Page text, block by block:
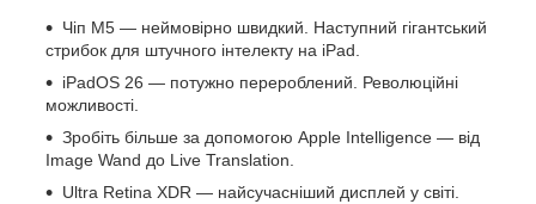
Чіп M5 — неймовірно швидкий. Наступний гігантський
стрибок для штучного інтелекту на iPad.
iPadOS 26 — потужно перероблений. Революційні
можливості.
Зробіть більше за допомогою Apple Intelligence — від
Image Wand до Live Translation.
Ultra Retina XDR — найсучасніший дисплей у світі.